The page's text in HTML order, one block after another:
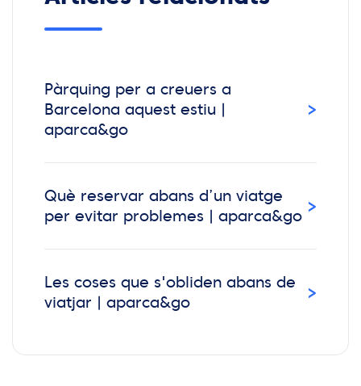
Pàrquing per a creuers a
Barcelona aquest estiu |
aparca&go
›
Què reservar abans d’un viatge
per evitar problemes | aparca&go ›
Les coses que s'obliden abans de
viatjar | aparca&go
›